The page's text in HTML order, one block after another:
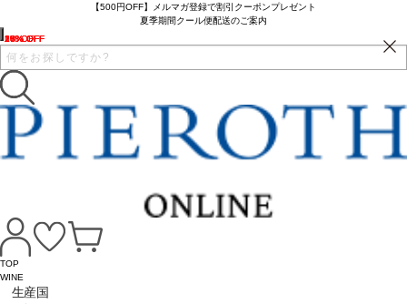
【500円OFF】メルマガ登録で割引クーポンプレゼント
夏季期間クール便配送のご案内
TOP
WINE
生産国
23% OFF
20% OFF
27% OFF
1% OFF
6% OFF
16% OFF
16% OFF